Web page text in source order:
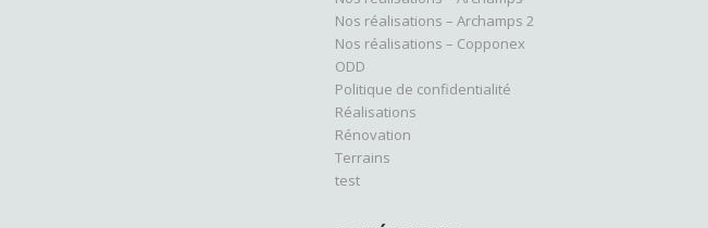
Nos réalisations – Archamps 2
Nos réalisations – Copponex
ODD
Politique de confidentialité
Réalisations
Rénovation
Terrains
test